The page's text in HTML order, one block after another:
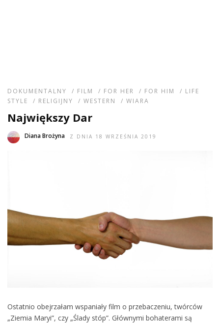
DOKUMENTALNY / FILM / FOR HER / FOR HIM / LIFE
STYLE
/ RELIGIJNY / WESTERN / WIARA
Największy Dar
Diana Brożyna Z DNIA 18 WRZEŚNIA 2019
Ostatnio obejrzałam wspaniały film o przebaczeniu, twórców
„Ziemia Maryi”, czy „Ślady stóp”. Głównymi bohaterami są